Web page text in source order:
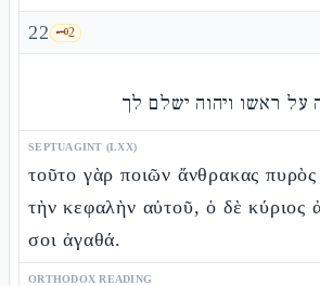
22 🗝️2
על ראשו ויהוה ישלם לך
SEPTUAGINT (LXX)
τοῦτο γὰρ ποιῶν ἄνθρακας
τὴν κεφαλὴν αὐτοῦ, ὁ δὲ κύριος
σοι ἀγαθά.
ORTHODOX READING